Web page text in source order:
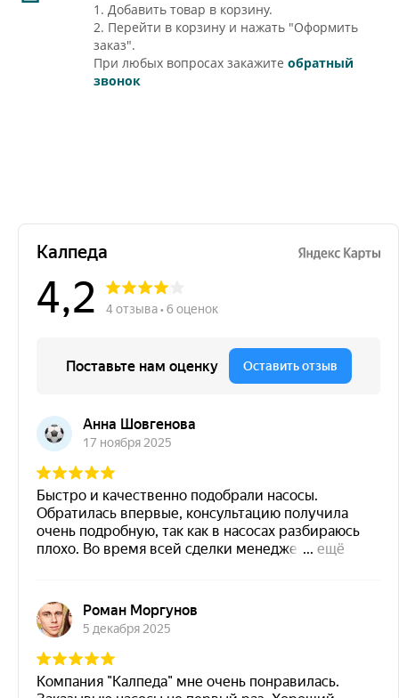
1. Добавить товар в корзину.
2. Перейти в корзину и нажать "Оформить
заказ".
При любых вопросах закажите обратный
звонок